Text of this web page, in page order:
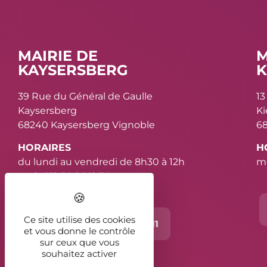
MAIRIE DE
KAYSERSBERG
39 Rue du Général de Gaulle
Kaysersberg
68240 Kaysersberg Vignoble
HORAIRES
du lundi au vendredi de 8h30 à 12h
et de 13h30 à 16h30
Contact 03 89 78 11 11
Ce site utilise des cookies
et vous donne le contrôle
sur ceux que vous
souhaitez activer